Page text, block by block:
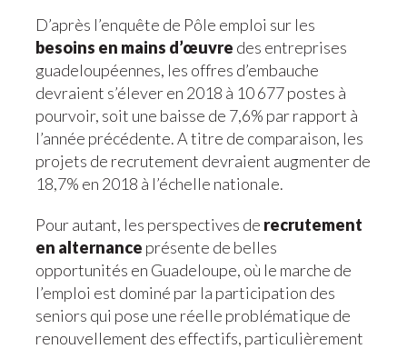
D’après l’enquête de Pôle emploi sur les
besoins en mains d’œuvre des entreprises
guadeloupéennes, les offres d’embauche
devraient s’élever en 2018 à 10 677 postes à
pourvoir, soit une baisse de 7,6% par rapport à
l’année précédente. A titre de comparaison, les
projets de recrutement devraient augmenter de
18,7% en 2018 à l’échelle nationale.
Pour autant, les perspectives de recrutement
en alternance présente de belles
opportunités en Guadeloupe, où le marche de
l’emploi est dominé par la participation des
seniors qui pose une réelle problématique de
renouvellement des effectifs, particulièrement